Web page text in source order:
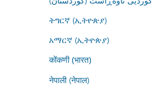
ትግርኛ (ኢትዮጵያ)
አማርኛ (ኢትዮጵያ)
कोंकणी (भारत)
नेपाली (नेपाल)